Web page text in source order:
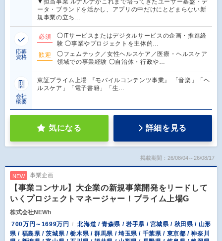
▼担当事業 ルナルナがこれまで培ってきたユーザー基盤・デ
ータ・ブランドを活かし、アプリの中だけにとどまらない新
規事業の立ち…
応募
資格
必須
◯ITサービスまたはデジタルサービスの企画・推進経
験 ◯事業やプロジェクトを主体的…
歓迎
◯フェムテック／女性ヘルスケア／医療・ヘルスケア
領域での事業経験 ◯自治体・行政や…
会社
概要
東証プライム上場 『モバイルコンテンツ事業』 「音楽」「ヘ
ルスケア」「電子書籍」「生…
気になる 詳細を見る
掲載期間：26/08/04～26/08/17
NEW 事業企画
【事業コンサル】大企業の新規事業開発をリードして
いくプロジェクトマネージャー！プライム上場G
株式会社NEWh
700万円～1699万円
北海道 / 青森県 / 岩手県 / 宮城県 / 秋田県 / 山形
県 / 福島県 / 茨城県 / 栃木県 / 群馬県 / 埼玉県 / 千葉県 / 東京都 / 神奈川